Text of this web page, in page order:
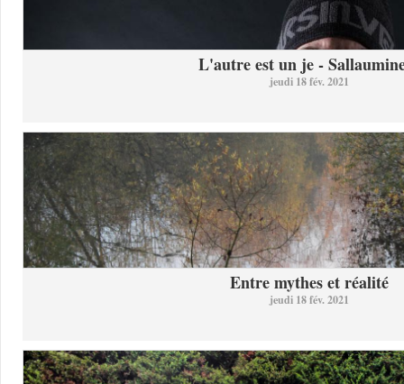
L'autre est un je -
jeudi 18 fév. 2021
Entre mythes et réalité
jeudi 18 fév. 2021